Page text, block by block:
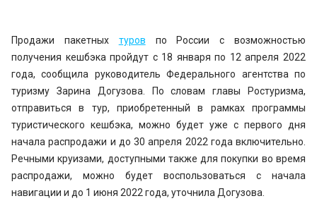
Продажи пакетных туров по России с возможностью
получения кешбэка пройдут с 18 января по 12 апреля 2022
года, сообщила руководитель Федерального агентства по
туризму Зарина Догузова. По словам главы Ростуризма,
отправиться в тур, приобретенный в рамках программы
туристического кешбэка, можно будет уже с первого дня
начала распродажи и до 30 апреля 2022 года включительно.
Речными круизами, доступными также для покупки во время
распродажи, можно будет воспользоваться с начала
навигации и до 1 июня 2022 года, уточнила Догузова.